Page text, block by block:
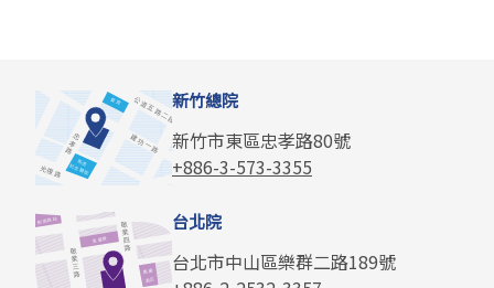
新竹總院
新竹市東區忠孝路80號
+886-3-573-3355
台北院
台北市中山區樂群二路189號